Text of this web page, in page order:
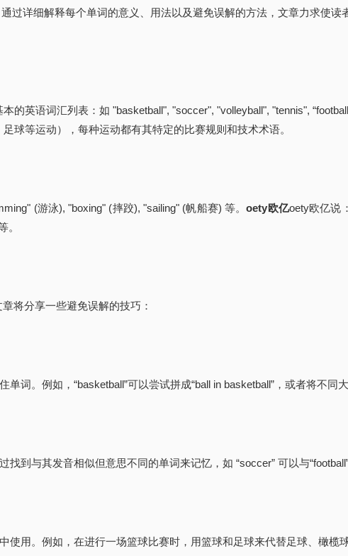
过详细解释每个单词的意义、用法以及避免误解的方法，文章力求使
的英语词汇列表：如 "basketball", "soccer", "volleyball", "tennis",
球等运动），每种运动都有其特定的比赛规则和技术术语。
(游泳), "boxing" (摔跤), "sailing" (帆船赛) 等。oety欧亿oety欧亿说
。
将分享一些避免误解的技巧：
词。例如，“basketball”可以尝试拼成“ball in basketball”，或者将不同
到与其发音相似但意思不同的单词来记忆，如 “soccer” 可以与
用。例如，在进行一场篮球比赛时，用篮球和足球来代替足球、橄榄